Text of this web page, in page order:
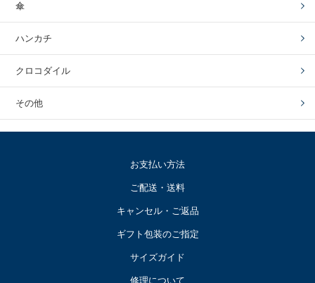
傘
ハンカチ
クロコダイル
その他
お支払い方法
ご配送・送料
キャンセル・ご返品
ギフト包装のご指定
サイズガイド
修理について